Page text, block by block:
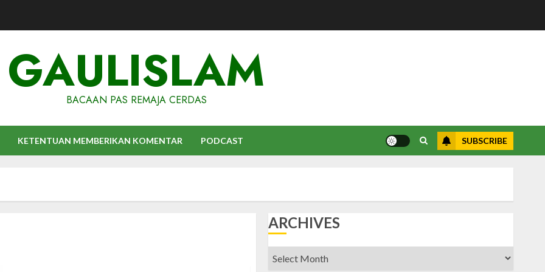
GAULISLAM
BACAAN PAS REMAJA CERDAS
KETENTUAN MEMBERIKAN KOMENTAR PODCAST SUBSCRIBE
ARCHIVES
Archives